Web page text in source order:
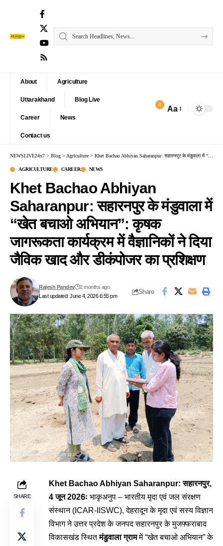
About Agriculture
Uttarakhand Blog Live
Career News
Contact us
4 Aa
NEWSLIVE24x7 > Blog > Agriculture > Khet Bachao Abhiyan Saharanpur: सहारनपुर के मंडुवाला में “खेत बचाओ अभियान”: कृषक जागरूकता कार्यक्रम में वैज्ञानिकों ने दिया जैविक खाद और डीकंपोजर का प्रशिक्षण
AGRICULTURE CAREER NEWS
Khet Bachao Abhiyan
Saharanpur: सहारनपुर के मंडुवाला में
“खेत बचाओ अभियान”: कृषक
जागरूकता कार्यक्रम में वैज्ञानिकों ने दिया
जैविक खाद और डीकंपोजर का प्रशिक्षण
Last updated: June 4, 2026 6:55 pm
Rajesh Pandey 2 months ago
Share
SHARE
Khet Bachao Abhiyan Saharanpur: सहारनपुर,
4 जून 2026ः भाकृअनुप – भारतीय मृदा एवं जल संरक्षण
संस्थान (ICAR-IISWC), देहरादून के मृदा एवं सस्य विज्ञान
विभाग ने उत्तर प्रदेश के जनपद सहारनपुर के मुजफ्फराबाद
विकासखंड स्थितमंडुवाला ग्राममें “खेत बचाओ अभियान” के